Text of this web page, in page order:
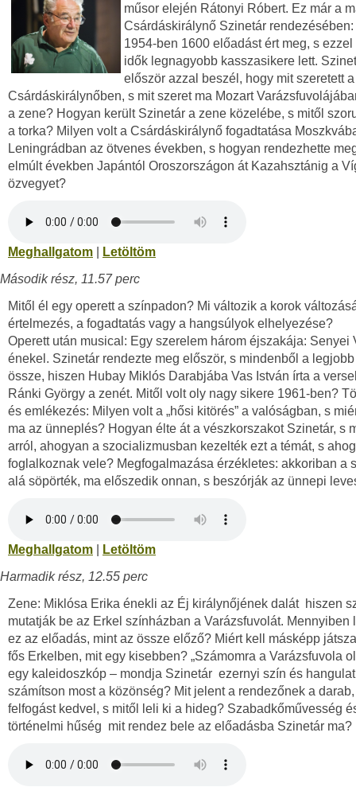
műsor elején Rátonyi Róbert. Ez már a
Csárdáskirálynő Szinetár
1954-ben 1600 előadást ért meg, s
idők legnagyobb kasszasikere lett.
először azzal beszél, hogy mit szeretett a
Csárdáskirálynőben, s mit szeret ma Mozart
a zene? Hogyan került Szinetár a zene közelébe, s mitől
a torka? Milyen volt a Csárdáskirálynő fogadtatása
Leningrádban az ötvenes években, s hogyan rendezhette
elmúlt években Japántól Oroszországon át Kazahsztánig a
özvegyet?
Meghallgatom
Letöltöm
Második rész, 11.57 perc
Mitől él egy operett a színpadon? Mi változik a korok
értelmezés, a fogadtatás vagy a hangsúlyok elhelyezése?
Operett után musical: Egy szerelem három éjszakája: Senyei
énekel. Szinetár rendezte meg először, s mindenből a
össze, hiszen Hubay Miklós Darabjába Vas István írta a
Ránki György a zenét. Mitől volt oly nagy sikere 1961-ben?
és emlékezés: Milyen volt a „hősi kitörés” a valóságban, s
ma az ünneplés? Hogyan élte át a vészkorszakot Szinetár, s
arról, ahogyan a szocializmusban kezelték ezt a témát, s
foglalkoznak vele? Megfogalmazása érzékletes: akkoriban a
alá söpörték, ma előszedik onnan, s beszórják az ünnepi
Meghallgatom
Letöltöm
Harmadik rész, 12.55 perc
Zene: Miklósa Erika énekli az Éj királynőjének dalát ­ hiszen
mutatják be az Erkel színházban a Varázsfuvolát. Mennyiben
ez az előadás, mint az össze előző? Miért kell másképp
fős Erkelben, mit egy kisebben? „Számomra a Varázsfuvola
egy kaleidoszkóp ­– mondja Szinetár ­ ezernyi szín és
számítson most a közönség? Mit jelent a rendezőnek a
felfogást kedvel, s mitől leli ki a hideg? Szabadkőművesség
történelmi hűség ­ mit rendez bele az előadásba Szinetár ma?